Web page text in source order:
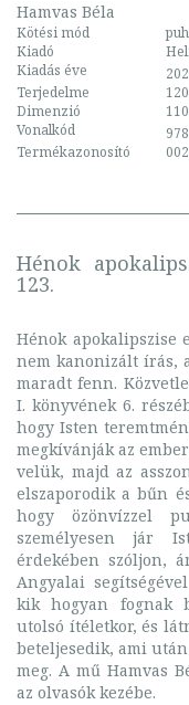
Hamvas Béla
Kötési mód
Kiadó
Kiadás éve
Terjedelme
120
Dimenzió 110
Vonalkód
Termékazonosító
Hénok
123.
Hénok apokalipszise
nem kanonizált írás,
maradt fenn.
I. könyvének 6.
hogy Isten
megkívánják az
velük, majd az
elszaporodik a bűn
hogy özönvízzel
személyesen jár
érdekében szóljon,
Angyalai
kik hogyan fognak
utolsó ítéletkor, és
beteljesedik, ami
meg. A mű Hamvas
az olvasók kezébe.